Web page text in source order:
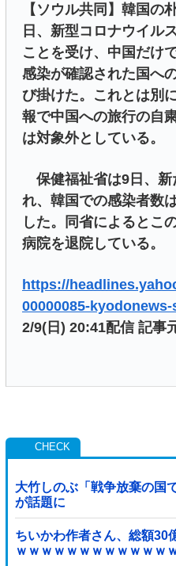
【ソウル共同】韓国の
日、新型コロナウイル
ことを受け、中国だけ
感染が確認された国へ
び掛けた。これとは別
報で中国への旅行の自
は対象外としている。
保健福祉省は9日、新
れ、韓国での感染者数
した。同省によるとこ
病院を退院している。
https://
00000085-
2/9(日) 20:41配信 記事
大竹しのぶ「戦争放棄の国
が話題に
ちいかわ作者さん、総額30
ｗｗｗｗｗｗｗｗｗｗｗｗ